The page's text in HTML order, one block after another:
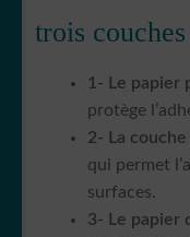
trois
1- Le papier
protège
2- La
qui permet
surfaces.
3- Le papier